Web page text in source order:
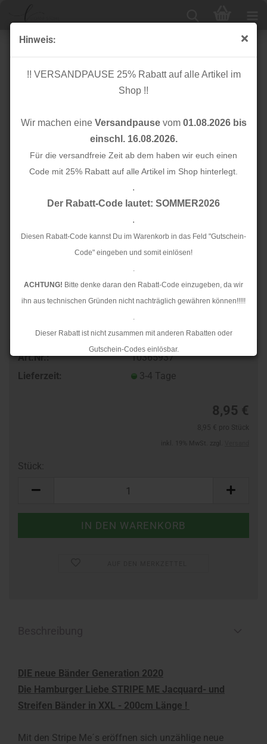
Hinweis:
!! VERSANDPAUSE 25% Rabatt auf alle Artikel im
Shop !!
Wir machen eine Versandpausevom 01.08.2026 bis
einschl. 16.08.2026.
Für die versandfreie Zeit ab dem haben wir euch einen
Code mit 25% Rabatt auf alle Artikel im Shop hinterlegt.
.
Der Rabatt-Code lautet: SOMMER2026
.
Diesen Rabatt-Code kannst Du im Warenkorb in das Feld "Gutschein-
Code" eingeben und somit einlösen!
.
ACHTUNG! Bitte denke daran den Rabatt-Code einzugeben, da wir
ihn aus technischen Gründen nicht nachträglich gewähren können!!!!!
.
Dieser Rabatt ist nicht zusammen mit anderen Rabatten oder
Gutschein-Codes einlösbar.
Ab dem 17.08.2026 versenden wir wieder wie gewohnt. Aufgrund des
Bio Stripe Me - Icon Col. 70 - blue
navy/nude/meringa/petrol mit silber - Sparkle -
Hamburger Liebe
Art.Nr.:
10365937
Lieferzeit:
3-4 Tage
8,95 €
Stück:
DIE neue Bänder Generation 2020
Die Hamburger Liebe STRIPE ME Jacquard- und
Streifen Bänder in XXL - 200cm Länge !
Mit den Stripe Me´s eröffnen sich unzählige neue